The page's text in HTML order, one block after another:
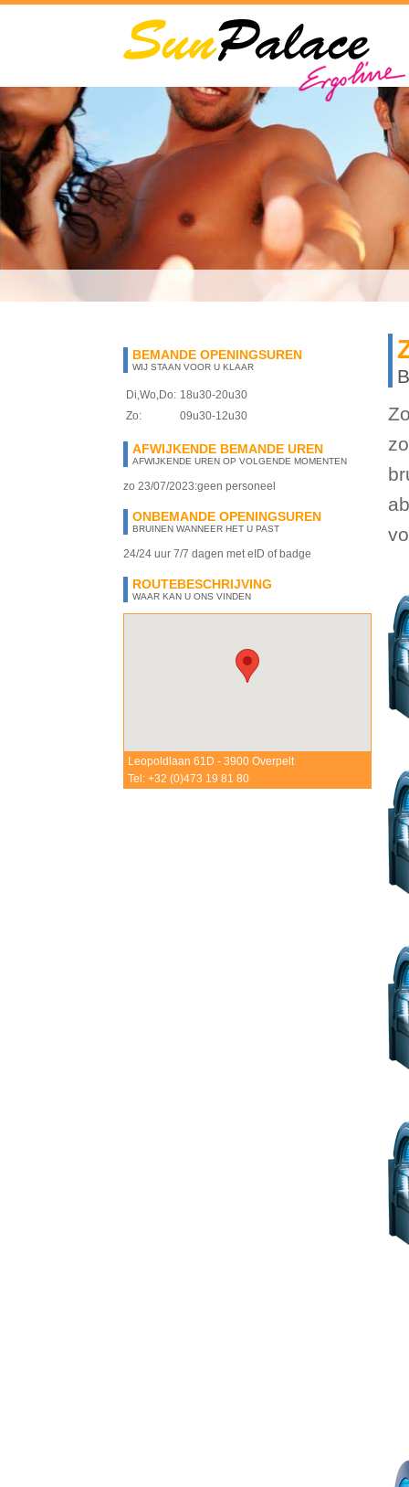
BEMANDE OPENINGSUREN
WIJ STAAN VOOR U KLAAR
Di,Wo,Do: 18u30-20u30
Zo:
09u30-12u30
AFWIJKENDE BEMANDE UREN
AFWIJKENDE UREN OP VOLGENDE MOMENTEN
zo 23/07/2023:geen personeel
ONBEMANDE OPENINGSUREN
BRUINEN WANNEER HET U PAST
24/24 uur 7/7 dagen met eID of badge
ROUTEBESCHRIJVING
WAAR KAN U ONS VINDEN
Leopoldlaan 61D - 3900 Overpelt
Tel: +32 (0)473 19 81 80